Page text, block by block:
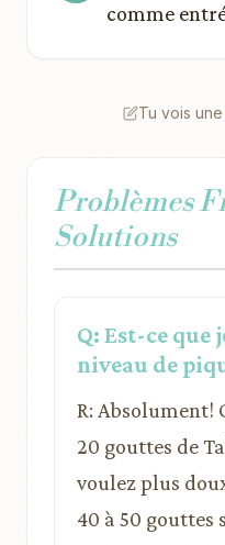
comme
Tu vois
Problèmes
Solutions
Q: Est-ce que
niveau de
R: Absolument!
20 gouttes de
voulez plus
40 à 50 gouttes